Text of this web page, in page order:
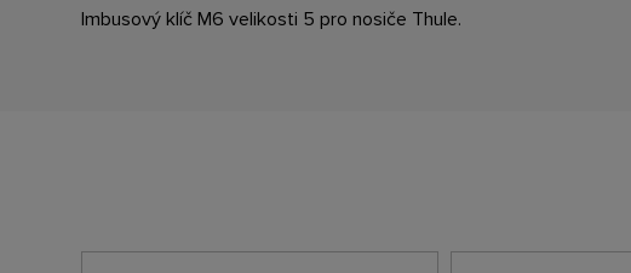
Imbusový klíč M6 velikosti 5 pro nosiče Thule.